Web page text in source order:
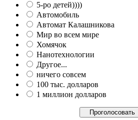
5-ро детей))))
Автомобиль
Автомат Калашникова
Мир во всем мире
Хомячок
Нанотехнологии
Другое...
ничего совсем
100 тыс. долларов
1 миллион долларов